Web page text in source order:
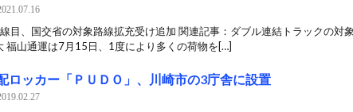
目、国交省の対象路線拡充受け追加 関連記事：ダブル連結トラックの対
福山通運は7月15日、1度により多くの荷物を[…]
ロッカー「ＰＵＤＯ」、川崎市の3庁舎に設置